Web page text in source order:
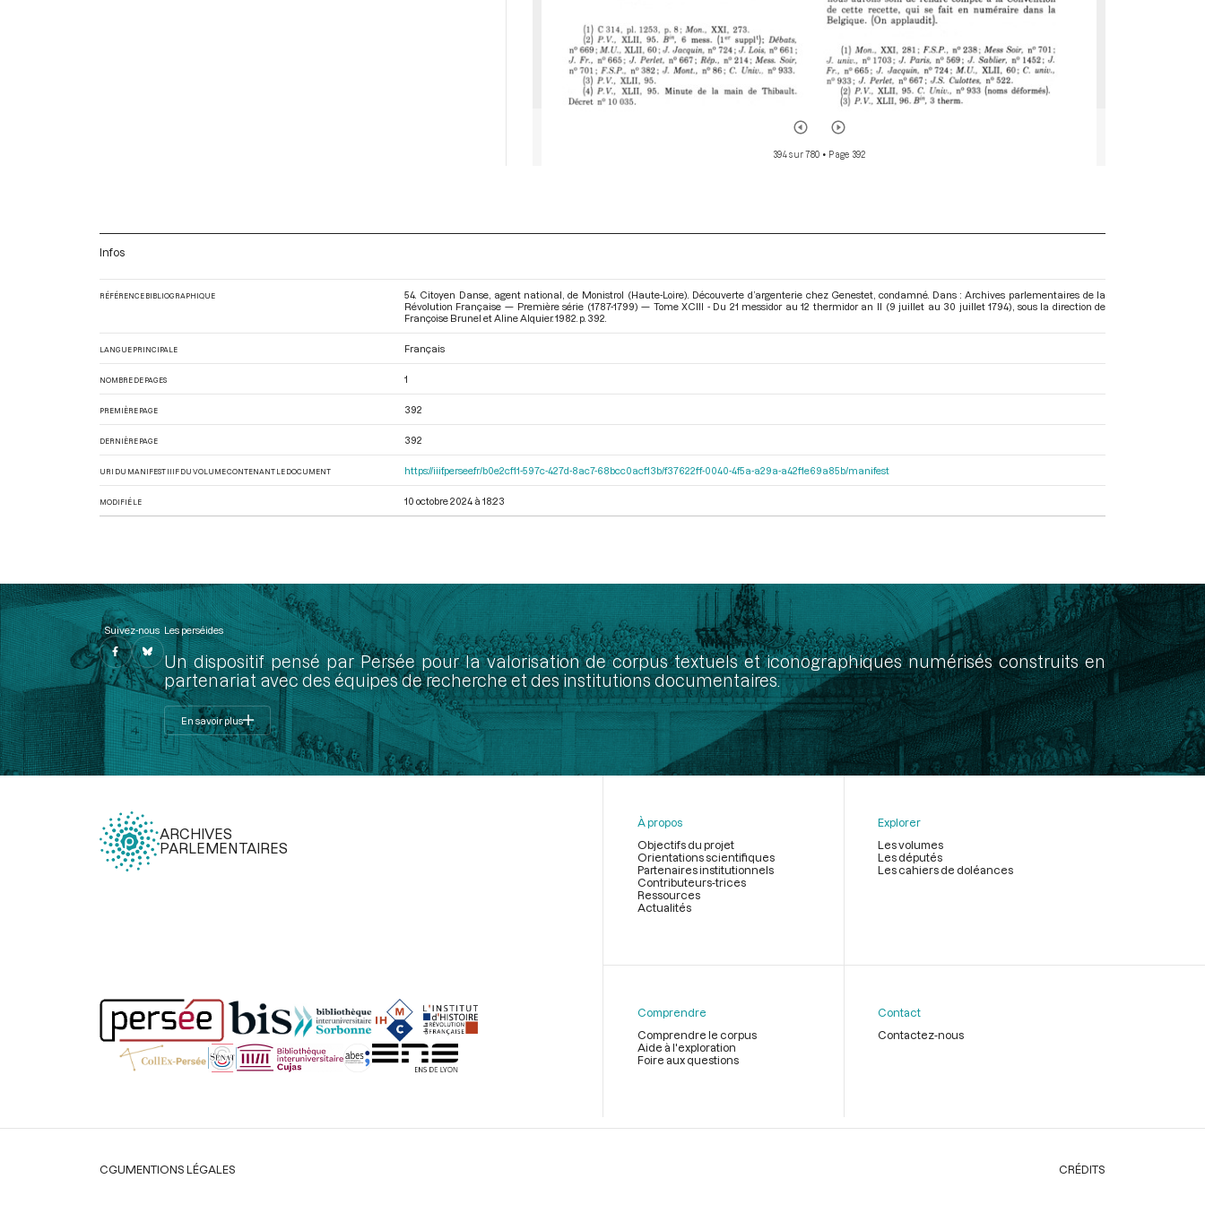
394 sur 780 • Page 392
Infos
RÉFÉRENCE BIBLIOGRAPHIQUE
54. Citoyen Danse, agent national, de Monistrol (Haute-Loire). Découverte d’argenterie chez Genestet, condamné. Dans : Archives parlementaires de la
Révolution Française — Première série (1787-1799) — Tome XCIII - Du 21 messidor au 12 thermidor an II (9 juillet au 30 juillet 1794) , sous la direction de
Françoise Brunel et Aline Alquier. 1982. p. 392.
LANGUE PRINCIPALE Français
NOMBRE DE PAGES 1
PREMIÈRE PAGE 392
DERNIÈRE PAGE 392
URI DU MANIFEST IIIF DU VOLUME CONTENANT LE DOCUMENT https://iiif.persee.fr/b0e2cf11-597c-427d-8ac7-68bcc0acf13b/f37622ff-0040-4f5a-a29a-a42f1e69a85b/manifest
MODIFIÉ LE 10 octobre 2024 à 18:23
Suivez-nous Les perséides
Un dispositif pensé par Persée pour la valorisation de corpus textuels et iconographiques numérisés construits en
partenariat avec des équipes de recherche et des institutions documentaires.
En savoir plus
ARCHIVES
PARLEMENTAIRES
page
À propos
Objectifs du projet
Orientations scientifiques
Partenaires institutionnels
Contributeurs-trices
Ressources
Actualités
Explorer
Les volumes
Les députés
Les cahiers de doléances
Comprendre
Comprendre le corpus
Aide à l'exploration
Foire aux questions
Contact
Contactez-nous
Légal
CGUMENTIONS LÉGALES CRÉDITS